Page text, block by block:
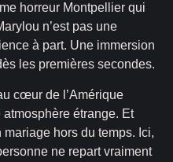
horreur Montpellier qui
n’est pas une
à part. Une immersion
les premières secondes.
cœur de l’Amérique
étrange. Et
hors du temps. Ici,
ne repart vraiment